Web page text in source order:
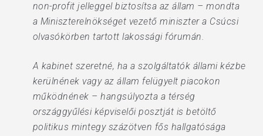
non-profit jelleggel biztosítsa az állam – mondta
a Miniszterelnökséget vezető miniszter a Csúcsi
olvasókörben tartott lakossági fórumán.
A kabinet szeretné, ha a szolgáltatók állami kézbe
kerülnének vagy az állam felügyelt piacokon
működnének – hangsúlyozta a térség
országgyűlési képviselői posztját is betöltő
politikus mintegy százötven fős hallgatósága